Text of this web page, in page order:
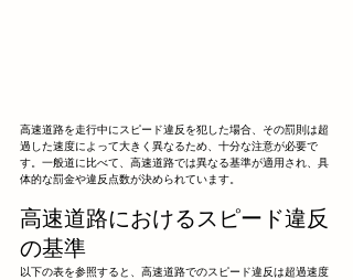
高速道路を走行中にスピード違反を犯した場合、その罰則は超
過した速度によって大きく異なるため、十分な注意が必要で
す。一般道に比べて、高速道路では異なる基準が適用され、具
体的な罰金や違反点数が決められています。
高速道路におけるスピード違反
の基準
以下の表を参照すると、高速道路でのスピード違反は超過速度